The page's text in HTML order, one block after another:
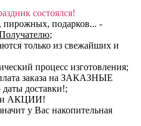
состоялся!
пирожных, подарков... -
;
только из свежайших и
процесс изготовления;
заказа на ЗАКАЗНЫЕ
доставки!;
и АКЦИИ!
у Вас накопительная